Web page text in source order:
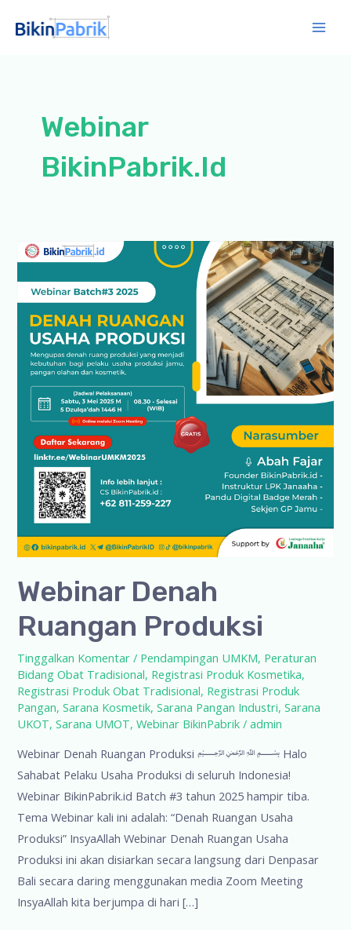
Webinar
BikinPabrik.Id
Webinar Denah
Ruangan Produksi
Tinggalkan Komentar / Pendampingan UMKM, Peraturan
Bidang Obat Tradisional, Registrasi Produk Kosmetika,
Registrasi Produk Obat Tradisional, Registrasi Produk
Pangan,Sarana Kosmetik,Sarana Pangan Industri,Sarana
UKOT,Sarana UMOT,Webinar BikinPabrik /admin
Webinar Denah Ruangan Produksi ﷽ Halo
Sahabat Pelaku Usaha Produksi di seluruh Indonesia!
Webinar BikinPabrik.id Batch #3 tahun 2025 hampir tiba.
Tema Webinar kali ini adalah: “Denah Ruangan Usaha
Produksi” InsyaAllah Webinar Denah Ruangan Usaha
Produksi ini akan disiarkan secara langsung dari Denpasar
Bali secara daring menggunakan media Zoom Meeting
InsyaAllah kita berjumpa di hari […]